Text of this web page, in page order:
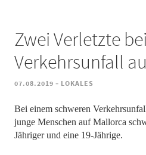
Zwei Verletzte bei
Verkehrsunfall
07.08.2019 - LOKALES
Bei einem schweren
junge Menschen auf Mallorca
Jähriger und eine 19-Jährige.